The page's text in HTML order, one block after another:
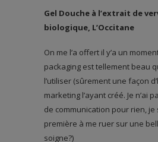
Gel Douche à l’extrait de
biologique, L’Occitane
On me l’a offert il y’a un
packaging est tellement beau
l’utiliser (sûrement une façon
marketing l’ayant créé. Je n’ai
de communication pour rien, je
première à me ruer sur une
soigne?)